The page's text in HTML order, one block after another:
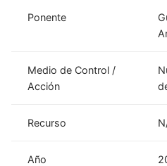
Ponente
Medio de Control /
Acción
Recurso
Año